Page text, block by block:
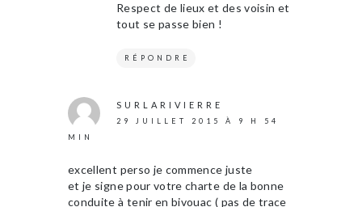
Respect de lieux et des voisin et
tout se passe bien !
RÉPONDRE
SURLARIVIERRE
29 JUILLET 2015 À 9 H 54
MIN
excellent perso je commence juste
et je signe pour votre charte de la bonne
conduite à tenir en bivouac ( pas de trace